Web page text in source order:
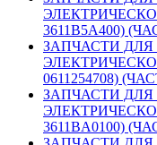
3611B5A400)
ЗАПЧАСТИ ДЛЯ
0611254708)
ЗАПЧАСТИ ДЛЯ
3611BA0100)